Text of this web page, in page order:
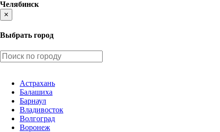
Челябинск
×
Выбрать город
Астрахань
Балашиха
Барнаул
Владивосток
Волгоград
Воронеж